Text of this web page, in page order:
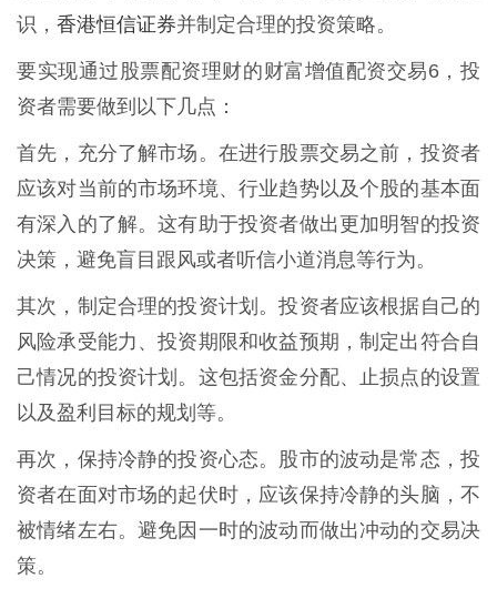
识， 香港恒信证券并制定合理的投资策略。
要实现通过股票配资理财的财富增值配资交易6，投
资者需要做到以下几点：
首先，充分了解市场。在进行股票交易之前，投资者
应该对当前的市场环境、行业趋势以及个股的基本面
有深入的了解。这有助于投资者做出更加明智的投资
决策，避免盲目跟风或者听信小道消息等行为。
其次，制定合理的投资计划。投资者应该根据自己的
风险承受能力、投资期限和收益预期，制定出符合自
己情况的投资计划。这包括资金分配、止损点的设置
以及盈利目标的规划等。
再次，保持冷静的投资心态。股市的波动是常态，投
资者在面对市场的起伏时，应该保持冷静的头脑，不
被情绪左右。避免因一时的波动而做出冲动的交易决
策。